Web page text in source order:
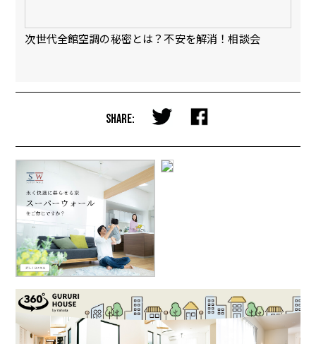
次世代全館空調の秘密とは？不安を解消！相談会
SHARE: